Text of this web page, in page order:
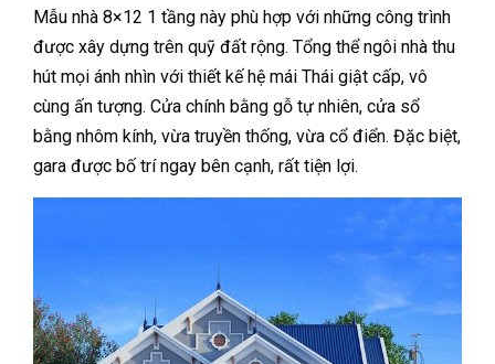
Mẫu nhà 8×12 1 tầng này phù hợp với những công trình
được xây dựng trên quỹ đất rộng. Tổng thể ngôi nhà thu
hút mọi ánh nhìn với thiết kế hệ mái Thái giật cấp, vô
cùng ấn tượng. Cửa chính bằng gỗ tự nhiên, cửa sổ
bằng nhôm kính, vừa truyền thống, vừa cổ điển. Đặc biệt,
gara được bố trí ngay bên cạnh, rất tiện lợi.